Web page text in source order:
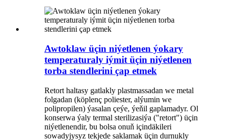
Awtoklaw üçin niýetlenen ýokary
temperaturaly iýmit üçin niýetlenen
torba stendlerini çap etmek
Retort haltasy gatlakly plastmassadan we metal
folgadan (köplenç poliester, alýumin we
polipropilen) ýasalan çeýe, ýeňil gaplamadyr. Ol
konserwa ýaly termal sterilizasiýa ("retort") üçin
niýetlenendir, bu bolsa onuň içindäkileri
sowadyjysyz tekjede saklamak üçin durnukly